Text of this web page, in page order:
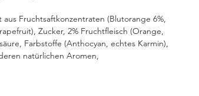
aus Fruchtsaftkonzentraten (Blutorange 6%,
Zucker, 2% Fruchtfleisch (Orange,
Farbstoffe (Anthocyan, echtes Karmin),
natürlichen Aromen,